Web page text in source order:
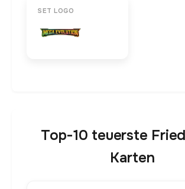
SET LOGO
Top-10 teuerste
Karten